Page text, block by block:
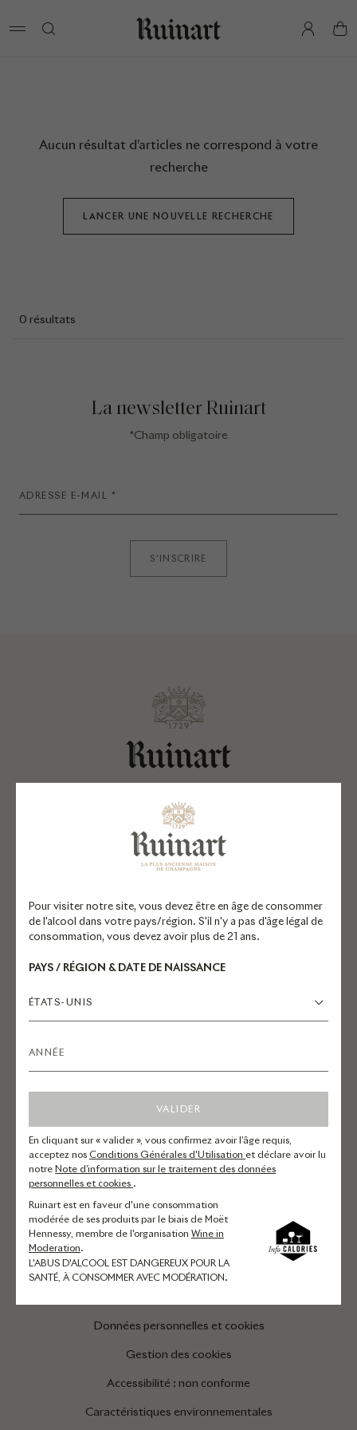
Pour visiter notre site, vous devez être en âge de consommer
de l'alcool dans votre pays/région. S'il n'y a pas d'âge légal de
consommation, vous devez avoir plus de 21 ans.
PAYS / RÉGION & DATE DE NAISSANCE
ÉTATS-UNIS
VALIDER
En cliquant sur « valider », vous confirmez avoir l’âge requis,
acceptez nos Conditions Générales d'Utilisation et déclare avoir lu
notre Note d’information sur le traitement des données
personnelles et cookies .
Ruinart est en faveur d'une consommation
modérée de ses produits par le biais de Moët
Hennessy, membre de l'organisation Wine in
Moderation.
L'ABUS D'ALCOOL EST DANGEREUX POUR LA
SANTÉ, À CONSOMMER AVEC MODÉRATION.
Aucun résultat d’articles ne correspond à votre
recherche
LANCER UNE NOUVELLE RECHERCHE
0 résultats
La newsletter Ruinart
*Champ obligatoire
S'INSCRIRE
EXPLORER RUINART.COM
Champagnes
Réservations
La Maison
Engagements
Suivi, livraisons et retours
Visites et expériences
Autres questions
Compte et newsletter
Nous contacter
MENTIONS LÉGALES
Données personnelles et cookies
Gestion des cookies
Accessibilité : non conforme
Caractéristiques environnementales